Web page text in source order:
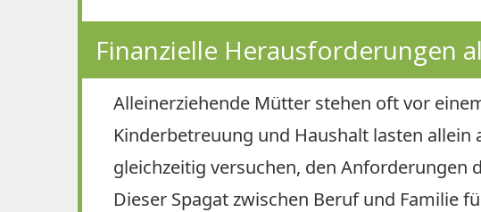
Finanzielle Herausforderungen
Alleinerziehende Mütter stehen oft vor
Kinderbetreuung und Haushalt lasten
gleichzeitig versuchen, den Anforderungen
Dieser Spagat zwischen Beruf und Familie